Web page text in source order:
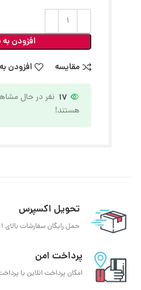
افزودن
مقایسه
افزودن
17 نفر در حال
هستند!
تحویل اکسپرس
حمل رایگان سفارشات بالای 1 میلیون تومان
پرداخت امن
امکان پرداخت انلاین یا